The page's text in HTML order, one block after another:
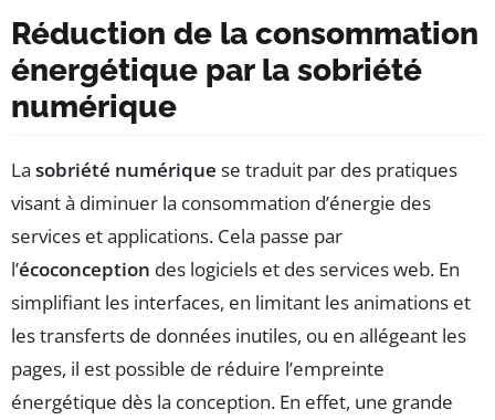
Réduction de la consommation
énergétique par la sobriété
numérique
La sobriété numérique se traduit par des pratiques
visant à diminuer la consommation d’énergie des
services et applications. Cela passe par
l’écoconception des logiciels et des services web. En
simplifiant les interfaces, en limitant les animations et
les transferts de données inutiles, ou en allégeant les
pages, il est possible de réduire l’empreinte
énergétique dès la conception. En effet, une grande